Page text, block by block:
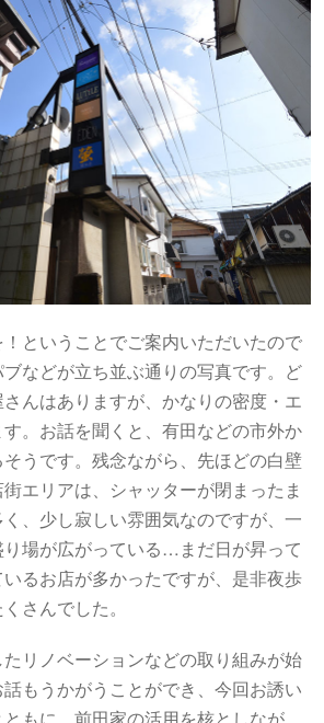
ということでご案内いただいたので
などが立ち並ぶ通りの写真です。ど
んはありますが、かなりの密度・エ
。お話を聞くと、有田などの市外か
うです。残念ながら、先ほどの白壁
エリアは、シャッターが閉まったま
、少し寂しい雰囲気なのですが、一
場が広がっている…まだ日が昇って
るお店が多かったですが、是非夜歩
さんでした。
リノベーションなどの取り組みが始
もうかがうことができ、今回お誘い